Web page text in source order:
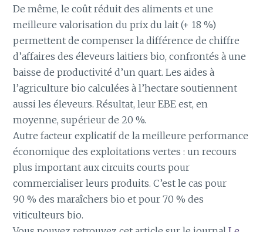
De même, le coût réduit des aliments et une
meilleure valorisation du prix du lait (+ 18 %)
permettent de compenser la différence de chiffre
d’affaires des éleveurs laitiers bio, confrontés à une
baisse de productivité d’un quart. Les aides à
l’agriculture bio calculées à l’hectare soutiennent
aussi les éleveurs. Résultat, leur EBE est, en
moyenne, supérieur de 20 %.
Autre facteur explicatif de la meilleure performance
économique des exploitations vertes : un recours
plus important aux circuits courts pour
commercialiser leurs produits. C’est le cas pour
90 % des maraîchers bio et pour 70 % des
viticulteurs bio.